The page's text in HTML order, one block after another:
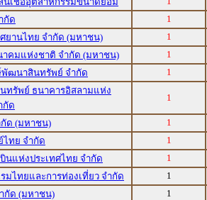
กัด
1
ยานไทย จำกัด (มหาชน)
1
คมแห่งชาติ จำกัด (มหาชน)
1
ฒนาสินทรัพย์ จำกัด
1
ทรัพย์ ธนาคารอิสลามแห่ง
กัด
1
ด (มหาชน)
1
ทย จำกัด
1
นแห่งประเทศไทย จำกัด
1
มไทยและการท่องเที่ยว จำกัด
1
กัด (มหาชน)
1